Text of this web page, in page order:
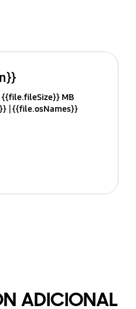
{{file.fileSize}} MB
{{file.osNames}}
ADICIONAL